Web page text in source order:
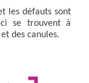
les défauts sont
se trouvent à
des canules.